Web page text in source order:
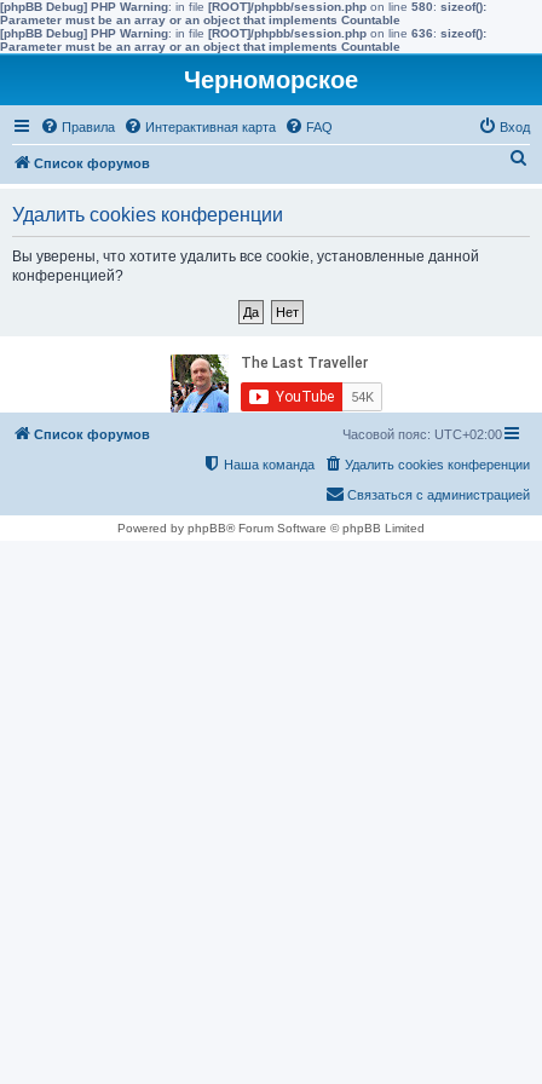
[phpBB Debug] PHP Warning: in file [ROOT]/phpbb/session.php on line 580: sizeof():
Parameter must be an array or an object that implements Countable
[phpBB Debug] PHP Warning: in file [ROOT]/phpbb/session.php on line 636: sizeof():
Parameter must be an array or an object that implements Countable
Черноморское
Правила Интерактивная карта FAQ Вход
Список форумов
Удалить cookies конференции
Вы уверены, что хотите удалить все cookie, установленные данной
конференцией?
Список форумов Часовой пояс: UTC+02:00
Удалить cookies конференции
Наша команда
Связаться с администрацией
Powered by phpBB® Forum Software © phpBB Limited